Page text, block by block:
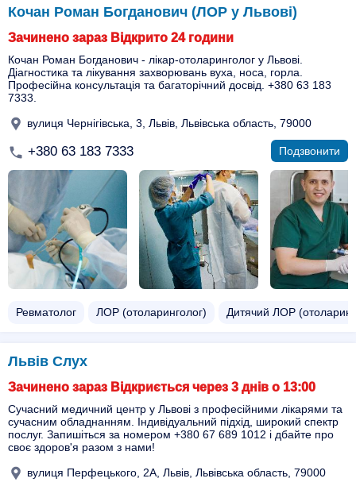
Кочан Роман Богданович (ЛОР у Львові)
Зачинено зараз Відкрито 24 години
Кочан Роман Богданович - лікар-отоларинголог у Львові.
Діагностика та лікування захворювань вуха, носа, горла.
Професійна консультація та багаторічний досвід. +380 63 183
7333.
вулиця Чернігівська, 3, Львів, Львівська область, 79000
+380 63 183 7333 Подзвонити
Ревматолог ЛОР (отоларинголог) Дитячий ЛОР
Львів Слух
Зачинено зараз Відкриється через 3 днів о 13:00
Сучасний медичний центр у Львові з професійними лікарями та
сучасним обладнанням. Індивідуальний підхід, широкий спектр
послуг. Запишіться за номером +380 67 689 1012 і дбайте про
своє здоров'я разом з нами!
вулиця Перфецького, 2A, Львів, Львівська область, 79000